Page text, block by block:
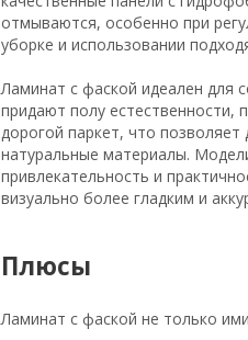
отмываются, особенно при
уборке и использовании
Ламинат с фаской идеален для
придают полу естественности,
дорогой паркет, что
натуральные материалы.
привлекательность и
визуально более гладким и
Плюсы
Ламинат с фаской не только